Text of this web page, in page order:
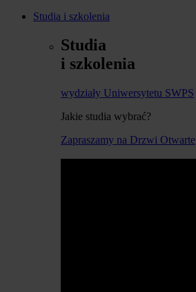
Studia i szkolenia
Studia
i szkolenia
wydziały Uniwersytetu SWPS
Jakie studia wybrać?
Zapraszamy na Drzwi Otwarte